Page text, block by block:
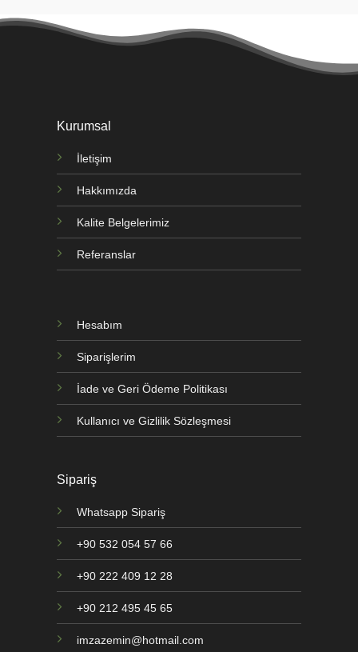
Kurumsal
İletişim
Hakkımızda
Kalite Belgelerimiz
Referanslar
Hesabım
Siparişlerim
İade ve Geri Ödeme Politikası
Kullanıcı ve Gizlilik Sözleşmesi
Sipariş
Whatsapp Sipariş
+90 532 054 57 66
+90 222 409 12 28
+90 212 495 45 65
imzazemin@hotmail.com